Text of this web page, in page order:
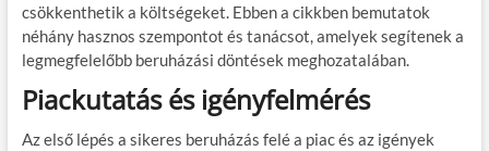
csökkenthetik a költségeket. Ebben a cikkben bemutatok
néhány hasznos szempontot és tanácsot, amelyek segítenek a
legmegfelelőbb beruházási döntések meghozatalában.
Piackutatás és igényfelmérés
Az első lépés a sikeres beruházás felé a piac és az igények